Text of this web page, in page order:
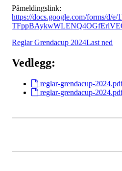
Påmeldingslink:
https://docs.google.com/forms/d/
Reglar Grendacup 2024Last ned
Vedlegg:
reglar-grendacup-
reglar-grendacup-